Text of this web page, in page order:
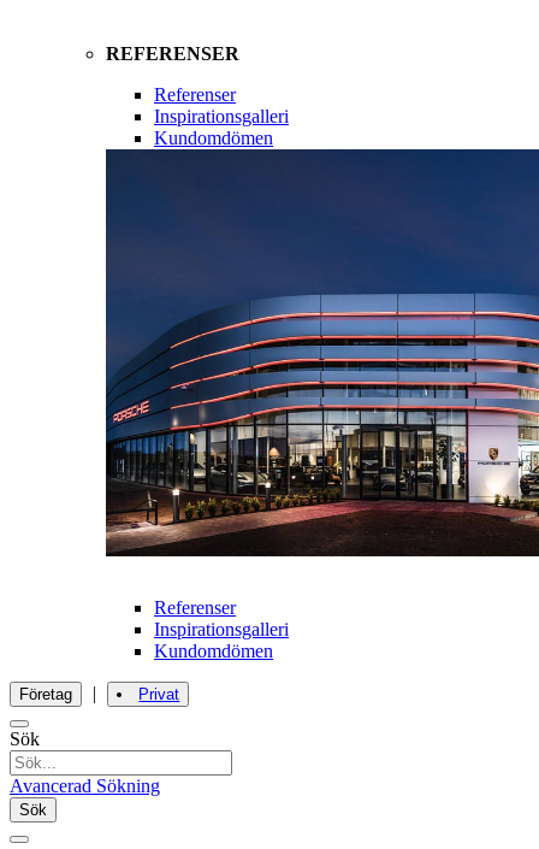
REFERENSER
Referenser
Inspirationsgalleri
Kundomdömen
Referenser
Inspirationsgalleri
Kundomdömen
Företag | Privat
Sök
Avancerad Sökning
Sök